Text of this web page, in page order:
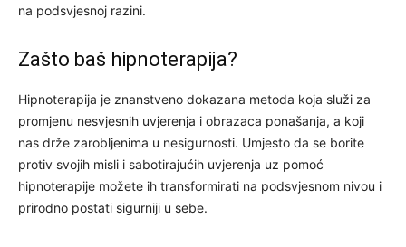
na podsvjesnoj razini.
Zašto baš hipnoterapija?
Hipnoterapija je znanstveno dokazana metoda koja služi za
promjenu nesvjesnih uvjerenja i obrazaca ponašanja, a koji
nas drže zarobljenima u nesigurnosti. Umjesto da se borite
protiv svojih misli i sabotirajućih uvjerenja uz pomoć
hipnoterapije možete ih transformirati na podsvjesnom nivou i
prirodno postati sigurniji u sebe.